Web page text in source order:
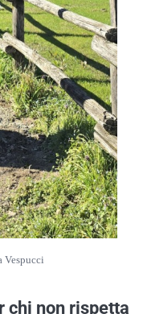
Vespucci
chi non rispetta